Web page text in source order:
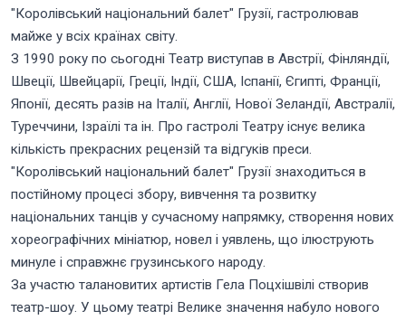
"Королівський національний балет" Грузії, гастролював
майже у всіх країнах світу.
З 1990 року по сьогодні Театр виступав в Австрії, Фінляндії,
Швеції, Швейцарії, Греції, Індії, США, Іспанії, Єгипті, Франції,
Японії, десять разів на Італії, Англії, Нової Зеландії, Австралії,
Туреччини, Ізраїлі та ін. Про гастролі Театру існує велика
кількість прекрасних рецензій та відгуків преси.
"Королівський національний балет" Грузії знаходиться в
постійному процесі збору, вивчення та розвитку
національних танців у сучасному напрямку, створення нових
хореографічних мініатюр, новел і уявлень, що ілюструють
минуле і справжнє грузинського народу.
За участю талановитих артистів Гела Поцхішвілі створив
театр-шоу. У цьому театрі Велике значення набуло нового